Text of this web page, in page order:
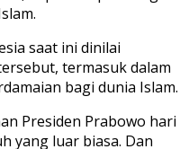
saat ini dinilai
termasuk dalam
bagi dunia Islam.
Presiden Prabowo hari
yang luar biasa. Dan